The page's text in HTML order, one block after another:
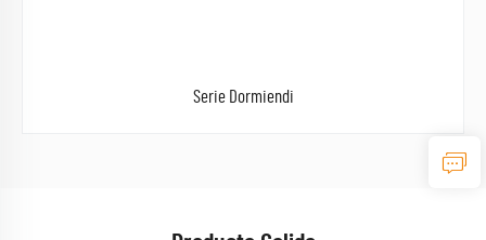
Serie Dormiendi